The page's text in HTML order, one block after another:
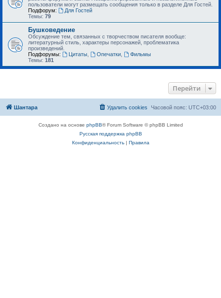
пользователи могут размещать сообщения только в разделе Для Гостей.
Подфорум:
Для Гостей
Темы: 79
Бушковедение
Обсуждение тем, связанных с творчеством писателя вообще:
литературный стиль, характеры персонажей, проблематика
произведений.
Подфорумы:
Цитаты, Опечатки,
Фильмы
Темы: 181
Перейти
Шантара Часовой пояс: UTC+03:00
Удалить cookies
Создано на основе phpBB® Forum Software © phpBB Limited
Русская поддержка phpBB
Конфиденциальность| Правила